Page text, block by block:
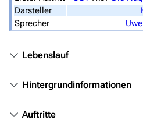
Völker
Objekte
Zeitleiste
Darsteller
Sprecher
Lebenslauf
Hintergrundinformationen
Auftritte